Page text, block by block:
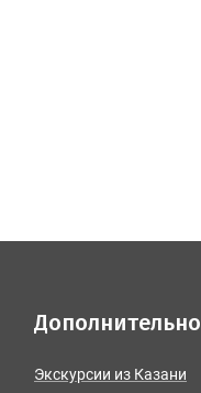
Дополнительно
Экскурсии из Казани